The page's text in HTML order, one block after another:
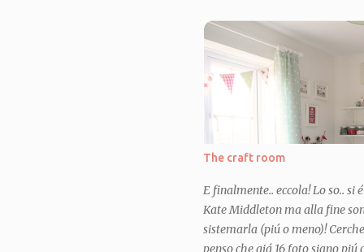
successone coi bimbi. Da quel
uno su quel genere ma con i
molto pignola e ne volevo uno
immensamente bisogno di un
occupate (ma non con il
i bimbi sempre con me) in
is my "lock down project" as I
The craft room
E finalmente.. eccola! Lo so..
Kate Middleton ma alla fine
sistemarla (piú o meno)!
penso che giá 16 foto siano